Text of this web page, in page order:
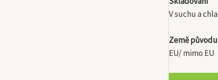
V suchu a
Země původu
EU/ mimo EU